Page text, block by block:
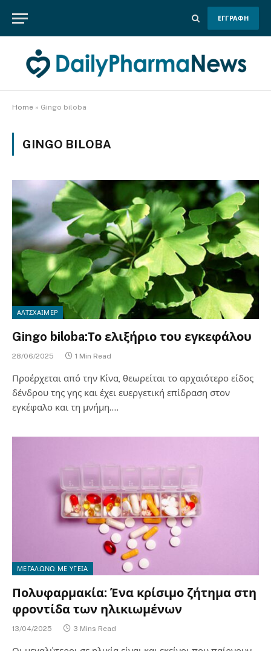
ΕΓΓΡΑΦΗ
Home » Gingo biloba
GINGO BILOBA
ΑΛΤΣΧΑΙΜΕΡ
Gingo biloba:Το ελιξήριο του εγκεφάλου
28/06/2025 1 Min Read
Προέρχεται από την Κίνα, θεωρείται το αρχαιότερο είδος
δένδρου της γης και έχει ευεργετική επίδραση στον
εγκέφαλο και τη μνήμη.…
ΜΕΓΑΛΩΝΩ ΜΕ ΥΓΕΙΑ
Πολυφαρμακία: Ένα κρίσιμο ζήτημα στη
φροντίδα των ηλικιωμένων
13/04/2025 3 Mins Read